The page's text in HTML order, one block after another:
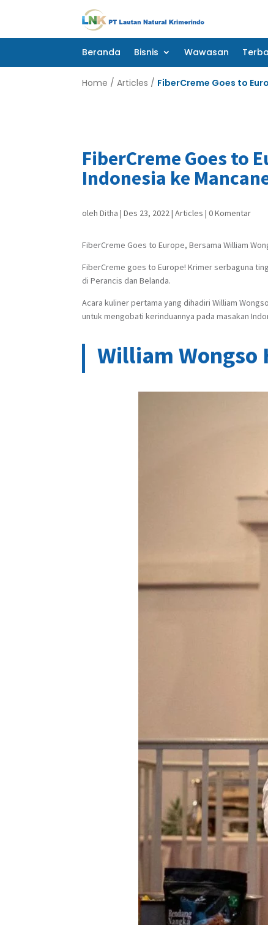
Beranda Bisnis Wawasan
Beranda Bisnis Wawasan
Home /Articles / FiberCreme Goes to
FiberCreme Goes to
Indonesia ke
olehDitha |Des 23, 2022|Articles |0 Komentar
FiberCreme Goes to Europe, Bersama William
FiberCreme goes to Europe! Krimer serbaguna
di Perancis dan Belanda.
Acara kuliner pertama yang dihadiri William
untuk mengobati kerinduannya pada masakan
William Wongso